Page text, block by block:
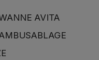
AVITA